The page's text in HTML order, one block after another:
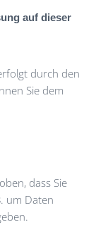
auf dieser
durch den
Sie dem
dass Sie
um Daten